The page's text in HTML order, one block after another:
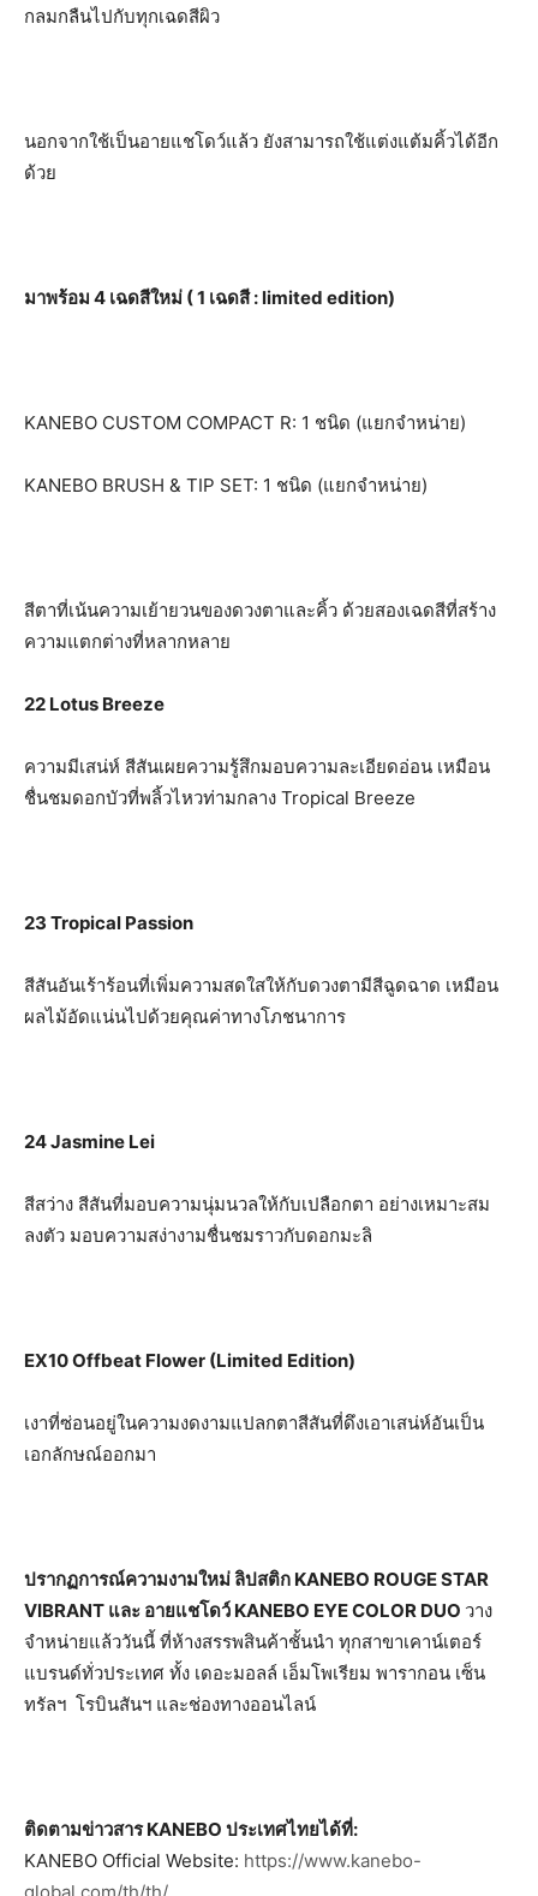
กลมกลืนไปกับทุกเฉดสีผิว
นอกจากใช้เป็นอายแชโดว์แล้ว ยังสามารถใช้แต่งแต้มคิ้วได้อีก
ด้วย
มาพร้อม 4 เฉดสีใหม่ ( 1 เฉดสี : limited edition)
KANEBO CUSTOM COMPACT R: 1 ชนิด (แยกจำหน่าย)
KANEBO BRUSH & TIP SET: 1 ชนิด (แยกจำหน่าย)
สีตาที่เน้นความเย้ายวนของดวงตาและคิ้ว ด้วยสองเฉดสีที่สร้าง
ความแตกต่างที่หลากหลาย
22 Lotus Breeze
ความมีเสน่ห์ สีสันเผยความรู้สึกมอบความละเอียดอ่อน เหมือน
ชื่นชมดอกบัวที่พลิ้วไหวท่ามกลาง Tropical Breeze
23 Tropical Passion
สีสันอันเร้าร้อนที่เพิ่มความสดใสให้กับดวงตามีสีฉูดฉาด เหมือน
ผลไม้อัดแน่นไปด้วยคุณค่าทางโภชนาการ
24Jasmine Lei
สีสว่าง สีสันที่มอบความนุ่มนวลให้กับเปลือกตา อย่างเหมาะสม
ลงตัว มอบความสง่างามชื่นชมราวกับดอกมะลิ
EX10 Offbeat Flower (Limited Edition)
เงาที่ซ่อนอยู่ในความงดงามแปลกตาสีสันที่ดึงเอาเสน่ห์อันเป็น
เอกลักษณ์ออกมา
ปรากฏการณ์ความงามใหม่ ลิปสติก KANEBO ROUGE STAR
VIBRANT และ อายแชโดว์ KANEBO EYE COLOR DUO วาง
จำหน่ายแล้ววันนี้ ที่ห้างสรรพสินค้าชั้นนำ ทุกสาขาเคาน์เตอร์
แบรนด์ทั่วประเทศ ทั้ง เดอะมอลล์ เอ็มโพเรียม พารากอน เซ็น
ทรัลฯ โรบินสันฯ และช่องทางออนไลน์
ติดตามข่าวสารKANEBO ประเทศไทยได้ที่:
KANEBO Official Website: https://www.kanebo-